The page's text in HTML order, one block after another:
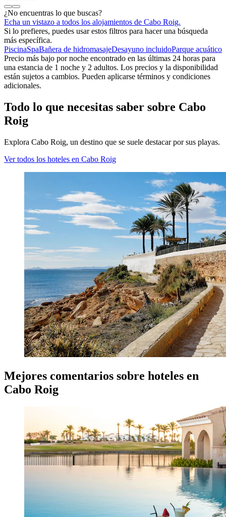
¿No encuentras lo que buscas?
Echa un vistazo a todos los alojamientos de Cabo Roig.
Si lo prefieres, puedes usar estos filtros para hacer una búsqueda
más específica.
PiscinaSpaBañera de hidromasajeDesayuno incluidoParque acuático
Precio más bajo por noche encontrado en las últimas 24 horas para
una estancia de 1 noche y 2 adultos. Los precios y la disponibilidad
están sujetos a cambios. Pueden aplicarse términos y condiciones
adicionales.
Todo lo que necesitas saber sobre Cabo
Roig
Explora Cabo Roig, un destino que se suele destacar por sus playas.
Ver todos los hoteles en Cabo Roig
Mejores comentarios sobre hoteles en
Cabo Roig